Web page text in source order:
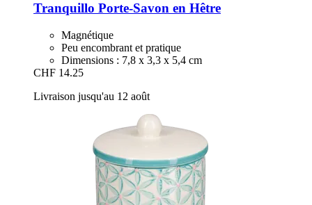
Tranquillo Porte-​Savon en Hêtre
Magnétique
Peu encombrant et pratique
Dimensions : 7,8 x 3,3 x 5,4 cm
CHF 14.25
Livraison jusqu'au 12 août